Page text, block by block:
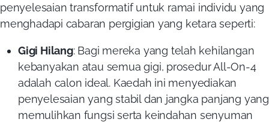
penyelesaian transformatif untuk ramai individu yang
menghadapi cabaran pergigian yang ketara seperti:
Gigi Hilang: Bagi mereka yang telah kehilangan
kebanyakan atau semua gigi, prosedur All-On-4
adalah calon ideal. Kaedah ini menyediakan
penyelesaian yang stabil dan jangka panjang yang
memulihkan fungsi serta keindahan senyuman